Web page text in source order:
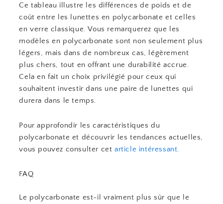
Ce tableau illustre les différences de poids et de
coût entre les lunettes en polycarbonate et celles
en verre classique. Vous remarquerez que les
modèles en polycarbonate sont non seulement plus
légers, mais dans de nombreux cas, légèrement
plus chers, tout en offrant une durabilité accrue.
Cela en fait un choix privilégié pour ceux qui
souhaitent investir dans une paire de lunettes qui
durera dans le temps.
Pour approfondir les caractéristiques du
polycarbonate et découvrir les tendances actuelles,
vous pouvez consulter cetarticle intéressant.
FAQ
Le polycarbonate est-il vraiment plus sûr que le